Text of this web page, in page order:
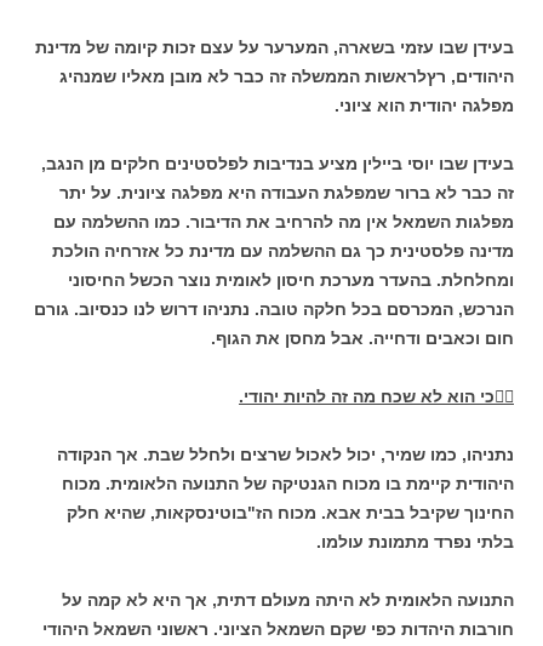
בעידן שבו עזמי בשארה, המערער על עצם זכות קיומה של מדינת
היהודים, רץלראשות הממשלה זה כבר לא מובן מאליו שמנהיג
מפלגה יהודית הוא ציוני.
בעידן שבו יוסי ביילין מציע בנדיבות לפלסטינים חלקים מן הנגב,
זה כבר לא ברור שמפלגת העבודה היא מפלגה ציונית. על יתר
מפלגות השמאל אין מה להרחיב את הדיבור. כמו ההשלמה עם
מדינה פלסטינית כך גם ההשלמה עם מדינת כל אזרחיה הולכת
ומחלחלת. בהעדר מערכת חיסון לאומית נוצר הכשל החיסוני
הנרכש, המכרסם בכל חלקה טובה. נתניהו דרוש לנו כנסיוב. גורם
חום וכאבים ודחייה. אבל מחסן את הגוף.
כי הוא לא שכח מה זה להיות יהודי.
נתניהו, כמו שמיר, יכול לאכול שרצים ולחלל שבת. אך הנקודה
היהודית קיימת בו מכוח הגנטיקה של התנועה הלאומית. מכוח
החינוך שקיבל בבית אבא. מכוח הז"בוטינסקאות, שהיא חלק
בלתי נפרד מתמונת עולמו.
התנועה הלאומית לא היתה מעולם דתית, אך היא לא קמה על
חורבות היהדות כפי שקם השמאל הציוני. ראשוני השמאל היהודי